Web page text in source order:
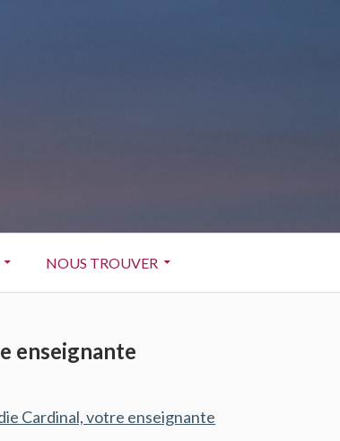
NOUS TROUVER
enseignante
Cardinal, votre enseignante